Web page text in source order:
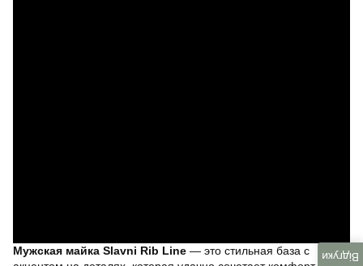
Мужская майка Slavni Rib Line — это стильная база с
Відгуки